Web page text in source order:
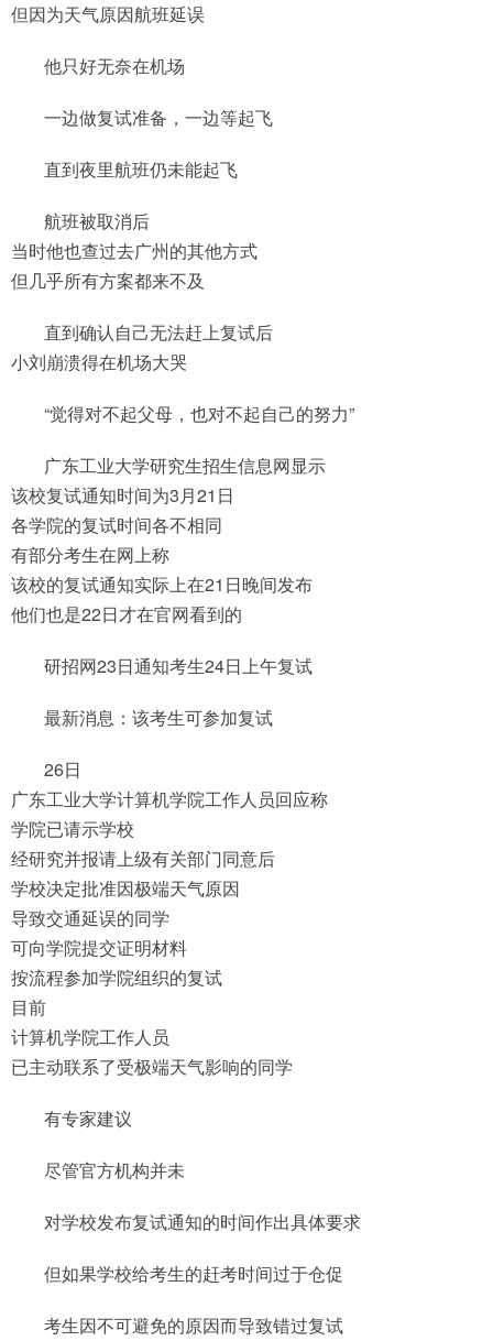
但因为天气原因航班延误
他只好无奈在机场
一边做复试准备，一边等起飞
直到夜里航班仍未能起飞
航班被取消后
当时他也查过去广州的其他方式
但几乎所有方案都来不及
直到确认自己无法赶上复试后
小刘崩溃得在机场大哭
“觉得对不起父母，也对不起自己的努力”
广东工业大学研究生招生信息网显示
该校复试通知时间为3月21日
各学院的复试时间各不相同
有部分考生在网上称
该校的复试通知实际上在21日晚间发布
他们也是22日才在官网看到的
研招网23日通知考生24日上午复试
最新消息：该考生可参加复试
26日
广东工业大学计算机学院工作人员回应称
学院已请示学校
经研究并报请上级有关部门同意后
学校决定批准因极端天气原因
导致交通延误的同学
可向学院提交证明材料
按流程参加学院组织的复试
目前
计算机学院工作人员
已主动联系了受极端天气影响的同学
有专家建议
尽管官方机构并未
对学校发布复试通知的时间作出具体要求
但如果学校给考生的赶考时间过于仓促
考生因不可避免的原因而导致错过复试